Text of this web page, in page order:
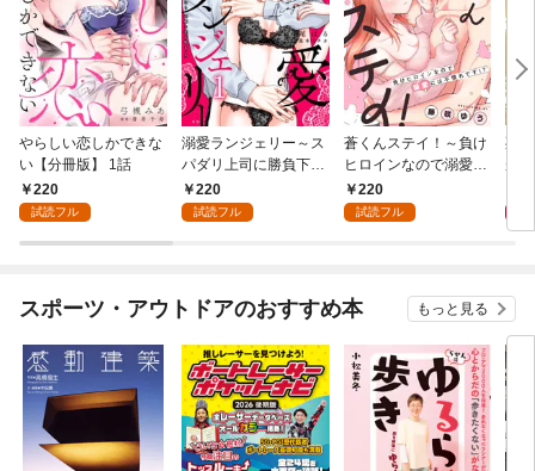
やらしい恋しかできな
い【分冊版】 1話
220
試読フル
溺愛ランジェリー～ス
パダリ上司に勝負下着
を見られたら淫靡な恋
が始まった～【分冊
220
試読フル
蒼くんステイ！～負け
ヒロインなので溺愛に
は不慣れです！？～
【分冊版】 1話
220
試読フル
死
が
っ
スポーツ・アウトドアのおすすめ本 もっと見る